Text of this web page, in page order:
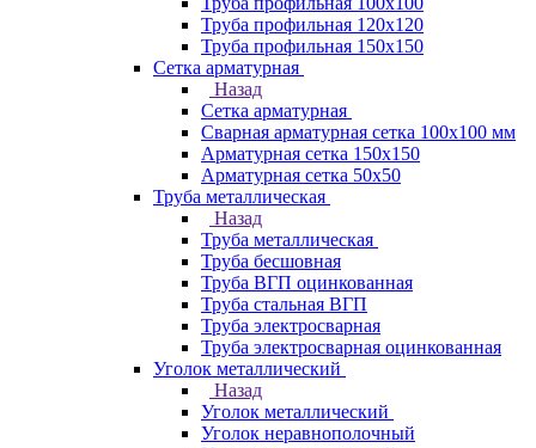
Труба профильная 120х120
Труба профильная 150х150
Сетка арматурная
Назад
Сетка арматурная
Сварная арматурная сетка 100х100 мм
Арматурная сетка 150х150
Арматурная сетка 50х50
Труба металлическая
Назад
Труба металлическая
Труба бесшовная
Труба ВГП оцинкованная
Труба стальная ВГП
Труба электросварная
Труба электросварная оцинкованная
Уголок металлический
Назад
Уголок металлический
Уголок неравнополочный